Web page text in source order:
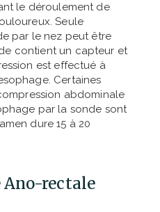
le déroulement de
Seule
par le nez peut être
contient un capteur et
est effectué à
Certaines
abdominale
par la sonde sont
dure 15 à 20
rectale